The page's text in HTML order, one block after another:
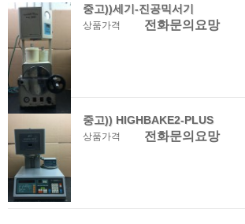
중고))세기-진공믹서기
상품가격 전화문의요망
중고)) HIGHBAKE2-PLUS
상품가격 전화문의요망